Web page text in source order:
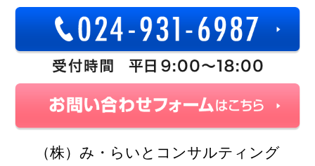
（株）み・らいとコンサルティング